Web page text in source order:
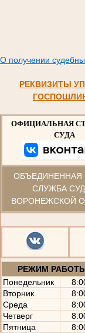
О получении
РЕКВИЗИТЫ
ОФИЦИАЛЬНАЯ
СУДА
ОБЪЕДИНЕННАЯ
СЛУЖБА
ВОРОНЕЖСКОЙ
РЕЖИМ
Понедельник
Вторник
Среда
Четверг
Пятница